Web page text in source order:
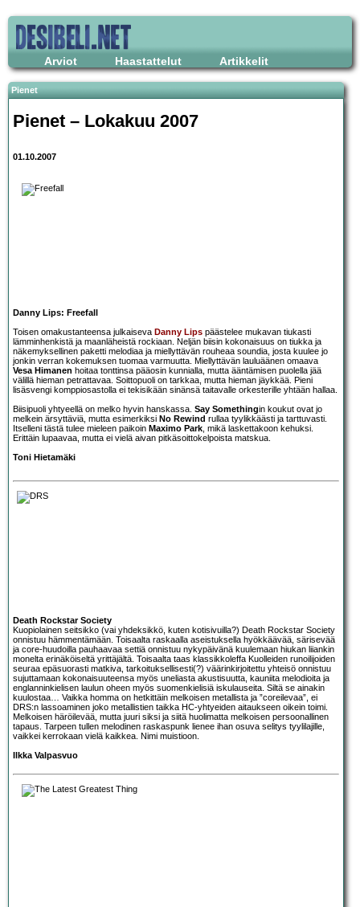
Arviot Haastattelut Artikkelit
Pienet
Pienet – Lokakuu 2007
01.10.2007
Danny Lips: Freefall
Toisen omakustanteensa julkaiseva Danny Lips päästelee mukavan tiukasti
lämminhenkistä ja maanläheistä rockiaan. Neljän biisin kokonaisuus on tiukka ja
näkemyksellinen paketti melodiaa ja miellyttävän rouheaa soundia, josta kuulee jo
jonkin verran kokemuksen tuomaa varmuutta. Miellyttävän lauluäänen omaava
Vesa Himanen hoitaa tonttinsa pääosin kunnialla, mutta ääntämisen puolella jää
välillä hieman petrattavaa. Soittopuoli on tarkkaa, mutta hieman jäykkää. Pieni
lisäsvengi komppiosastolla ei tekisikään sinänsä taitavalle orkesterille yhtään hallaa.
Biisipuoli yhtyeellä on melko hyvin hanskassa. Say Somethingin koukut ovat jo
melkein ärsyttäviä, mutta esimerkiksi No Rewind rullaa tyylikkäästi ja tarttuvasti.
Itselleni tästä tulee mieleen paikoin Maximo Park, mikä laskettakoon kehuksi.
Erittäin lupaavaa, mutta ei vielä aivan pitkäsoittokelpoista matskua.
Toni Hietamäki
Death Rockstar Society
Kuopiolainen seitsikko (vai yhdeksikkö, kuten kotisivuilla?) Death Rockstar Society
onnistuu hämmentämään. Toisaalta raskaalla aseistuksella hyökkäävää, särisevää
ja core-huudoilla pauhaavaa settiä onnistuu nykypäivänä kuulemaan hiukan liiankin
monelta erinäköiseltä yrittäjältä. Toisaalta taas klassikkoleffa Kuolleiden runoilijoiden
seuraa epäsuorasti matkiva, tarkoituksellisesti(?) väärinkirjoitettu yhteisö onnistuu
sujuttamaan kokonaisuuteensa myös uneliasta akustisuutta, kauniita melodioita ja
englanninkielisen laulun oheen myös suomenkielisiä iskulauseita. Siltä se ainakin
kuulostaa… Vaikka homma on hetkittäin melkoisen metallista ja ”coreilevaa”, ei
DRS:n lassoaminen joko metallistien taikka HC-yhtyeiden aitaukseen oikein toimi.
Melkoisen häröilevää, mutta juuri siksi ja siitä huolimatta melkoisen persoonallinen
tapaus. Tarpeen tullen melodinen raskaspunk lienee ihan osuva selitys tyylilajille,
vaikkei kerrokaan vielä kaikkea. Nimi muistioon.
Ilkka Valpasvuo